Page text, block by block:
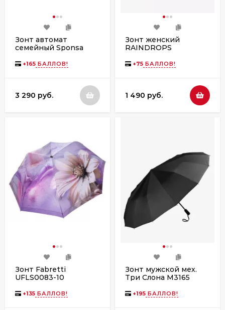
Зонт автомат
семейный Sponsa
пластик, 9 спиц
+165 БАЛЛОВ!
3 290 руб.
Зонт женский
RAINDROPS
+75 БАЛЛОВ!
1 490 руб.
Зонт Fabretti
UFLS0083-10
+135 БАЛЛОВ!
Зонт мужской мех.
Три Слона M3165
+195 БАЛЛОВ!